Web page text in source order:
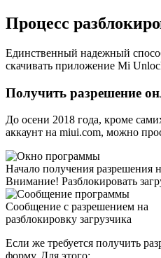
Процесс
Единственный надежный
скачивать приложение Mi
Получить разрешение
До осени 2018 года, кроме
аккаунт на miui.com, можно
Начало получения разрешения
Внимание! Разблокировать
Сообщение с разрешением на
разблокировку загрузчика
Если же требуется получить